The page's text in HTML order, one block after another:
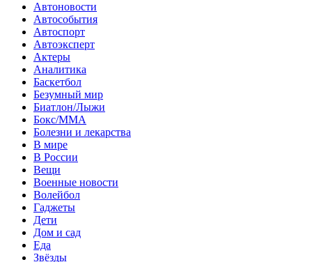
Автоновости
Автособытия
Автоспорт
Автоэксперт
Актеры
Аналитика
Баскетбол
Безумный мир
Биатлон/Лыжи
Бокс/MMA
Болезни и лекарства
В мире
В России
Вещи
Военные новости
Волейбол
Гаджеты
Дети
Дом и сад
Еда
Звёзды